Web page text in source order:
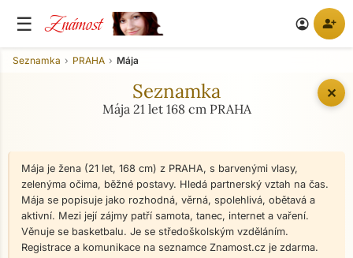
☰ Známost account_circle person_add
✕
Seznamka PRAHA Mája
Seznamka
Mája 21 let 168 cm PRAHA
Mája je žena (21 let, 168 cm) z PRAHA, s barvenými vlasy,
zelenýma očima, běžné postavy. Hledá partnerský vztah na čas.
Mája se popisuje jako rozhodná, věrná, spolehlivá, obětavá a
aktivní. Mezi její zájmy patří samota, tanec, internet a vaření.
Věnuje se basketbalu. Je se středoškolským vzděláním.
Registrace a komunikace na seznamce Znamost.cz je zdarma.